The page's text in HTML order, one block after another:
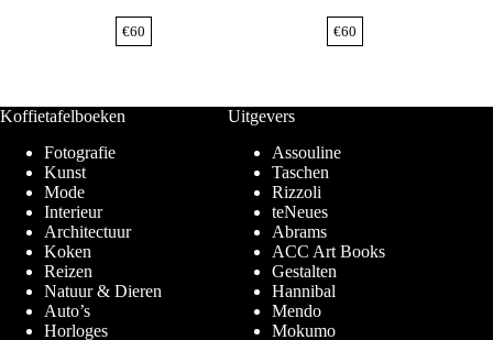
€60 €60
Koffietafelboeken
Fotografie
Kunst
Mode
Interieur
Architectuur
Koken
Reizen
Natuur & Dieren
Auto’s
Horloges
Uitgevers
Assouline
Taschen
Rizzoli
teNeues
Abrams
ACC Art Books
Gestalten
Hannibal
Mendo
Mokumo